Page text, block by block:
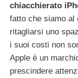
chiacchierato
fatto che siamo al
ritagliarsi uno
i suoi costi non
Apple è un
prescindere